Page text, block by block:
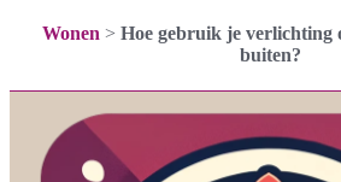
Wonen > Hoe gebruik je verlichting
buiten?